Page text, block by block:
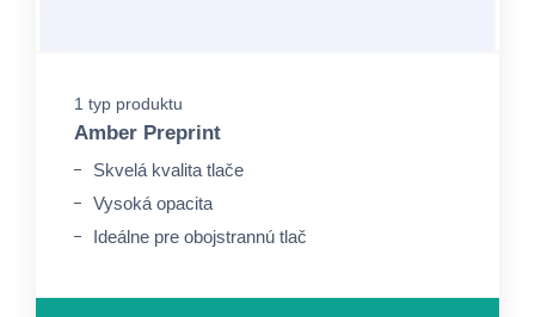
1 typ produktu
Amber Preprint
Skvelá kvalita tlače
Vysoká opacita
Ideálne pre obojstrannú tlač